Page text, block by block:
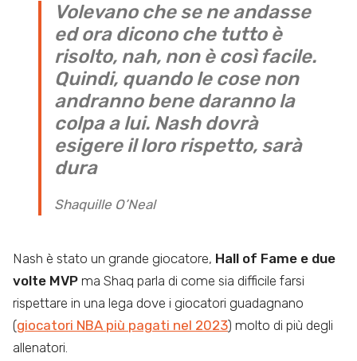
Volevano che se ne andasse
ed ora dicono che tutto è
risolto, nah, non è così facile.
Quindi, quando le cose non
andranno bene daranno la
colpa a lui. Nash dovrà
esigere il loro rispetto, sarà
dura
Shaquille O’Neal
Nash è stato un grande giocatore, Hall of Fame e due
volte MVP ma Shaq parla di come sia difficile farsi
rispettare in una lega dove i giocatori guadagnano
(giocatori NBA più pagati nel 2023) molto di più degli
allenatori.